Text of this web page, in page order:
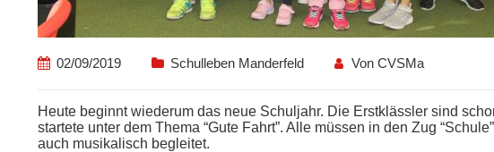
02/09/2019 Schulleben Manderfeld Von CVSMa
Heute beginnt wiederum das neue Schuljahr. Die Erstklässler sind
startete unter dem Thema “Gute Fahrt”. Alle müssen in den Zug
auch musikalisch begleitet.